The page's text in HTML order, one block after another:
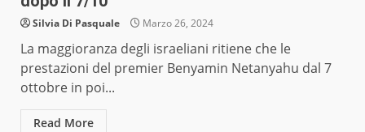
Silvia Di Pasquale Marzo 26, 2024
La maggioranza degli israeliani ritiene che le
prestazioni del premier Benyamin Netanyahu dal 7
ottobre in poi...
Read More